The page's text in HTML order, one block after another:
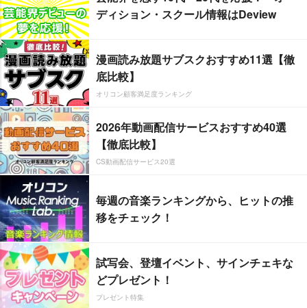
ディション・スクール情報はDeview
漫画読み放題サブスクおすすめ11選【徹
底比較】
オリコン顧客満足度ランキング
2026年動画配信サービスおすすめ40選
【徹底比較】
CS動画配信サービス20選
毎週の音楽ランキングから、ヒットの推
移をチェック！
試写会、登壇イベント、サインチェキな
どプレゼント！
プレゼント特集